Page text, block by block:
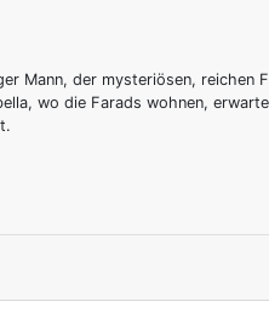
Mann, der mysteriösen,
wo die Farads wohnen,